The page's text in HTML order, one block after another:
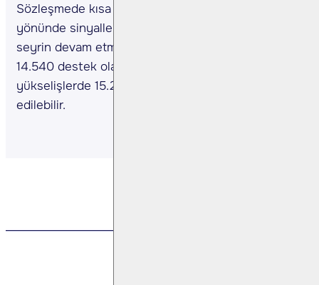
Sözleşmede kısa vadeli teknik göstergelerin satış
yönünde sinyaller verdiğini görüyoruz. Satıcılı
seyrin devam etmesi halinde sırasıyla 14.800 ve
14.540 destek olarak takip edilebilir. Gün içi olası
yükselişlerde 15.260 ve 15.425 direnç olarak takip
edilebilir.